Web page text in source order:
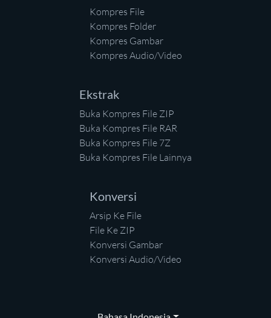
Kompres File
Kompres Folder
Kompres Gambar
Kompres Audio/Video
Ekstrak
Buka Kompres File ZIP
Buka Kompres File RAR
Buka Kompres File 7Z
Buka Kompres File Lainnya
Konversi
Arsip Ke File
File Ke ZIP
Konversi Gambar
Konversi Audio/Video